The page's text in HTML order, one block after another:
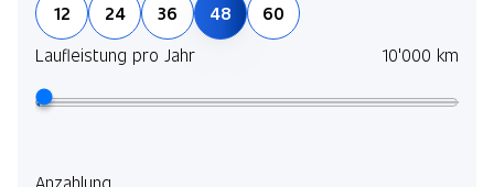
12 24 36 48
60
Laufleistung pro Jahr
10'000 km